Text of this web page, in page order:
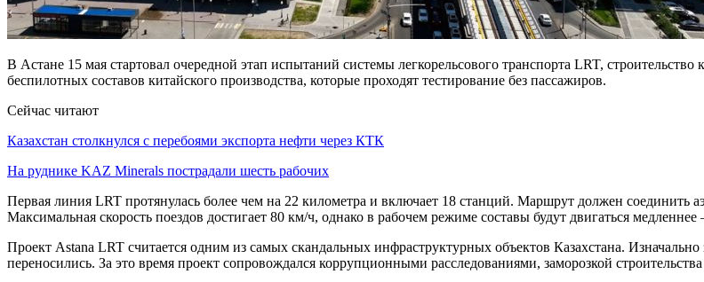
В Астане 15 мая стартовал очередной этап испытаний системы легкорельсового транспорта LRT,
беспилотных составов китайского производства, которые проходят тестирование без пассажиров.
Сейчас читают
Казахстан столкнулся с перебоями экспорта нефти через КТК
На руднике KAZ Minerals пострадали шесть рабочих
Первая линия LRT протянулась более чем на 22 километра и включает 18 станций. Маршрут должен
Максимальная скорость поездов достигает 80 км/ч, однако в рабочем режиме составы будут двигаться
Проект Astana LRT считается одним из самых скандальных инфраструктурных объектов Казахстана.
переносились. За это время проект сопровождался коррупционными расследованиями, заморозкой